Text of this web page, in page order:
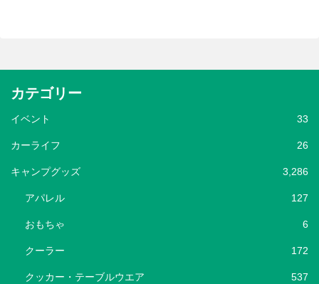
カテゴリー
イベント 33
カーライフ 26
キャンプグッズ 3,286
アパレル 127
おもちゃ 6
クーラー 172
クッカー・テーブルウエア 537